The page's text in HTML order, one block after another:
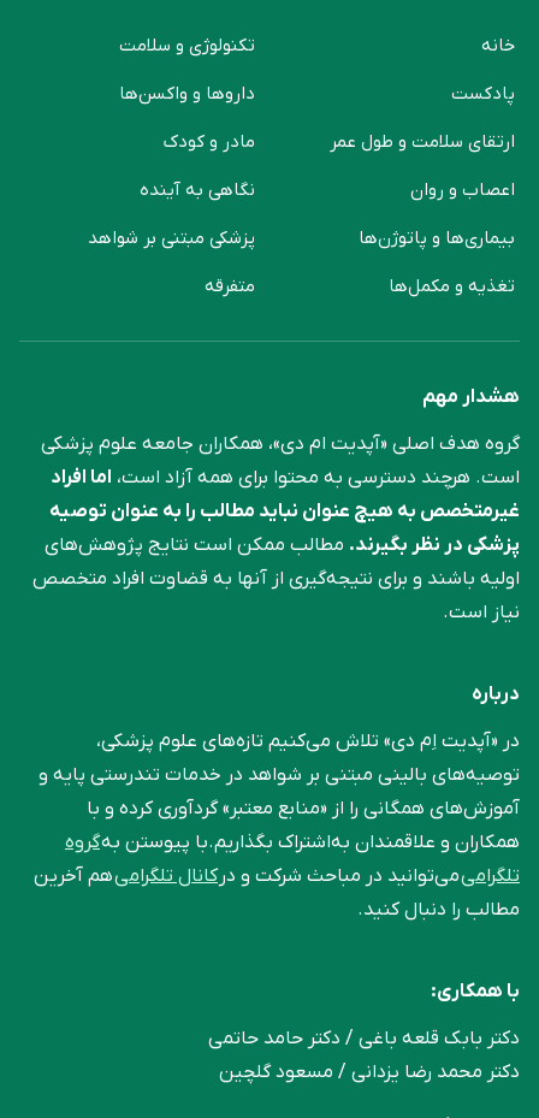
خانه
پادکست
ارتقای سلامت و طول عمر
اعصاب و روان
بیماری‌ها و پاتوژن‌ها
تغذیه و مکمل‌ها
تکنولوژی و سلامت
دارو‌ها و واکسن‌ها
مادر و کودک
نگاهی به آینده
پزشکی مبتنی بر شواهد
متفرقه
هشدار مهم
گروه هدف اصلی «آپدیت ام دی»، همکاران جامعه علوم ‌پزشکی
است. هرچند دسترسی به محتوا برای همه آزاد است، اما افراد
غیرمتخصص به هیچ عنوان نباید مطالب را به عنوان توصیه
پزشکی در نظر بگیرند. مطالب ممکن است نتایج پژوهش‌های
اولیه باشند و برای نتیجه‌گیری از آنها به قضاوت افراد متخصص
نیاز است.
درباره
در «آپدیت اِم دی» تلاش می‌کنیم تازه‌های علوم پزشکی،
توصیه‌های بالینی مبتنی بر شواهد در خدمات تندرستی پایه و
آموزش‌های همگانی را از «منابع معتبر» گردآوری کرده و با
همکاران و علاقمندان به‌اشتراک بگذاریم.با پیوستن بهگروه
تلگرامیمی‌توانید در مباحث شرکت و درکانال تلگرامیهم آخرین
مطالب را دنبال کنید.
با همکاری:
دکتر بابک قلعه‌ باغی / دکتر حامد حاتمی
دکتر محمد رضا یزدانی / مسعود گلچین